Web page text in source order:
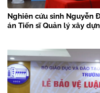
Nghiên cứu sinh Nguyễn
án Tiến sĩ Quản lý xây